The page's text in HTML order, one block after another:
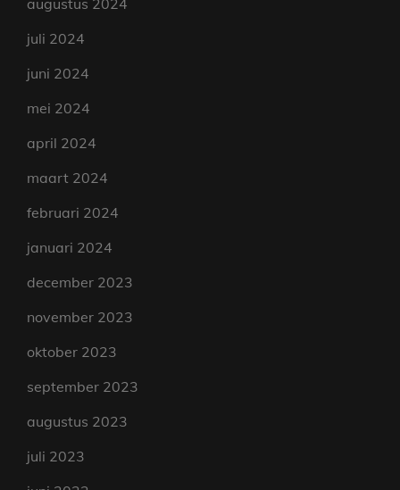
augustus 2024
juli 2024
juni 2024
mei 2024
april 2024
maart 2024
februari 2024
januari 2024
december 2023
november 2023
oktober 2023
september 2023
augustus 2023
juli 2023